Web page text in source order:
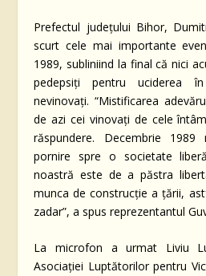
Prefectul judeţului Bihor,
scurt cele mai importante
1989, subliniind la final că nici
pedepsiţi pentru uciderea
nevinovaţi. “Mistificarea
de azi cei vinovaţi de cele
răspundere. Decembrie
pornire spre o societate
noastră este de a păstra
munca de construcţie a ţării,
zadar”, a spus reprezentantul
La microfon a urmat Liviu
Asociaţiei Luptătorilor pentru